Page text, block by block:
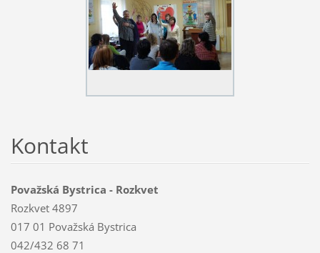
Kontakt
Považská Bystrica - Rozkvet
Rozkvet 4897
017 01 Považská Bystrica
042/432 68 71